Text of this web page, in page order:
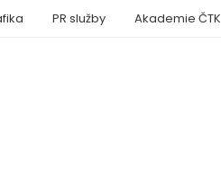
PR služby Akademie ČTK